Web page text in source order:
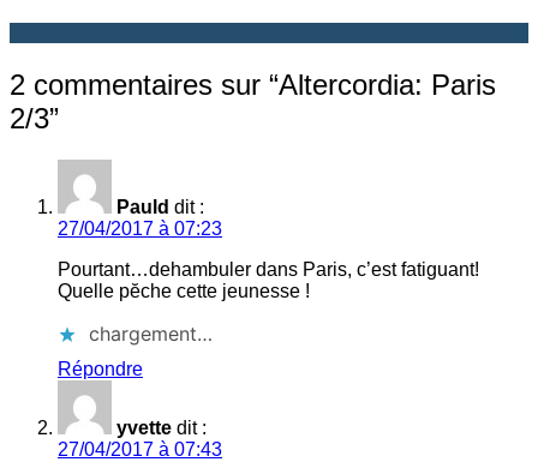
2 commentaires sur “Altercordia: Paris
2/3”
Pauld dit :
27/04/2017 à 07:23
Pourtant…dehambuler dans Paris, c’est fatiguant!
Quelle pĕche cette jeunesse !
chargement…
Répondre
yvette dit :
27/04/2017 à 07:43